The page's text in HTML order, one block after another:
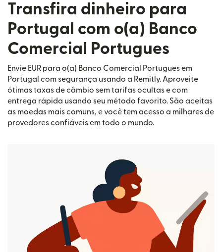
Transfira dinheiro para
Portugal com o(a) Banco
Comercial Portugues
Envie EUR para o(a) Banco Comercial Portugues em
Portugal com segurança usando a Remitly. Aproveite
ótimas taxas de câmbio sem tarifas ocultas e com
entrega rápida usando seu método favorito. São aceitas
as moedas mais comuns, e você tem acesso a milhares de
provedores confiáveis em todo o mundo.